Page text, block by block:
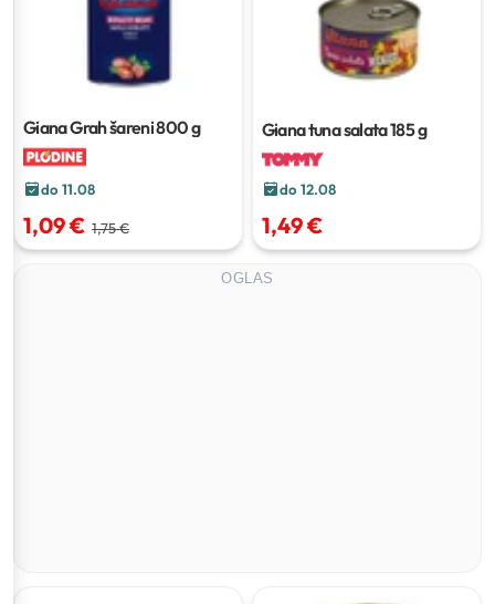
Giana Grah šareni800 g
do 11.08
1,09 € 1,75 €
Giana tuna salata185 g
do 12.08
1,49 €
OGLAS